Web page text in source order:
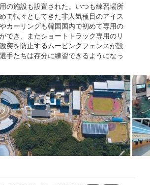
の施設も設置された。いつも練習場所
て転々としてきた非人気種目のアイス
カーリングも韓国国内で初めて専用の
でき、またショートトラック専用のリ
突を防止するムービングフェンスが設
手たちは存分に練習できるようになっ